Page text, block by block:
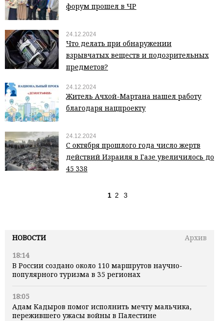
НОВОСТИ
Архив
18:14
В России создано около 110 маршрутов научно-
популярного туризма в 35 регионах
18:05
Адам Кадыров помог исполнить мечту мальчика,
пережившего ужасы войны в Палестине
форум прошел в ЧР
24.12.2024
Что делать при обнаружении
взрывчатых веществ и подозрительных
предметов?
24.12.2024
Житель Ачхой-Мартана нашел работу
благодаря нацпроекту
24.12.2024
С октября прошлого года число жертв
действий Израиля в Газе увеличилось до
45 338
1 2 3